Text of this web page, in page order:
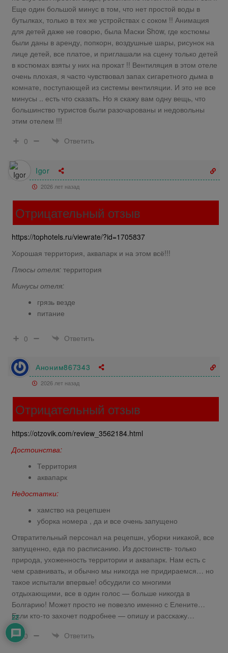
Еще один большой минус в том, что нет простой воды в
бутылках, только в тех же устройствах с соком !! Анимация
для детей даже не говорю, была Маски Show, где костюмы
были даны в аренду, попкорн, воздушные шары, рисунок на
лице детей, все платое, и приглашали на сцену только детей
в костюмах взяты у них на прокат !! Вентиляция в этом отеле
очень плохая, я часто чувствовал запах сигаретного дыма в
комнате, поступающей из системы вентиляции. И это не все
минусы .. есть что сказать. Но я скажу вам одну вещь, что
большинство туристов были разочарованы и недовольны
этим отелем !!!
0
Ответить
Igor
2026 лет назад
Отрицательный отзыв
https://tophotels.ru/viewrate/?id=1705837
Хорошая территория, аквапарк и на этом всё!!!
Плюсы отеля: территория
Минусы отеля:
грязь везде
питание
0 Ответить
Аноним867343
2026 лет назад
Отрицательный отзыв
https://otzovik.com/review_3562184.html
Достоинства:
Территория
аквапарк
Недостатки:
хамство на рецепшен
уборка номера , да и все очень запущено
Отвратительный персонал на рецепшн, уборки никакой, все
запущенно, еда по расписанию. Из достоинств- только
природа, ухоженность территории и аквапарк. Нам есть с
чем сравнивать, и обычно мы никогда не придираемся… но
такое испытали впервые! обсудили со многими
отдыхающими, все в один голос — больше никогда в
Болгарию! Может просто не повезло именно с Елените…
Если кто-то захочет подробнее — опишу и расскажу…
0
Ответить
22